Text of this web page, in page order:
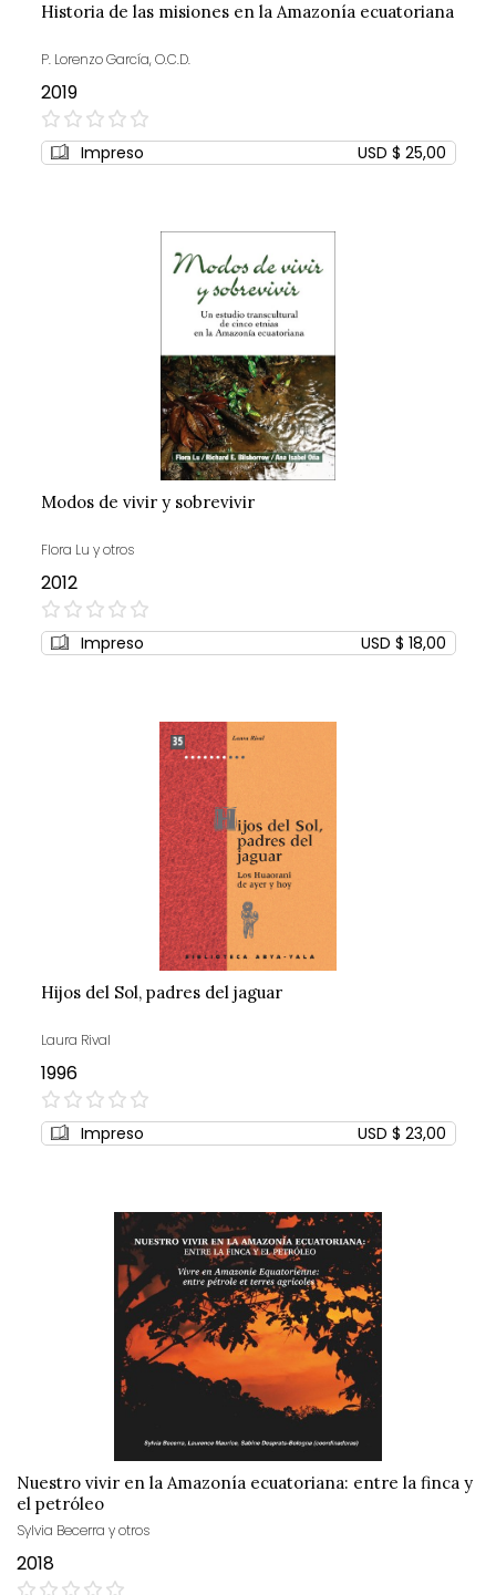
Historia de las misiones en la Amazonía ecuatoriana
P. Lorenzo García, O.C.D.
2019
0%
Impreso USD $ 25,00
Modos de vivir y sobrevivir
Flora Lu y otros
2012
0%
Impreso USD $ 18,00
Hijos del Sol, padres del jaguar
Laura Rival
1996
0%
Impreso USD $ 23,00
Nuestro vivir en la Amazonía ecuatoriana: entre la finca y
el petróleo
Sylvia Becerra y otros
2018